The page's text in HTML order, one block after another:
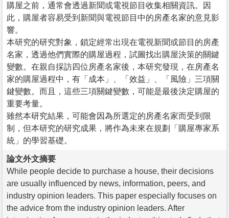
購屋之前，通常會透過新聞或電視節目收集相關資訊。因
此，購屋者容易受到新聞與電視節目中的房產名家的意見影
響。
本研究的研究對象，鎖定經常出現在電視新聞或節目的房產
名家，透過他們實際的購屋過程，試圖找出購屋決策的關鍵
變數。在親自採訪四位房產名家後，本研究發現，在房產名
家的購屋過程中，有「成本」、「效益」、「風險」三項關
鍵變數。而且，這些三項關鍵變數，可能是最後決定購屋的
重要考量。
雖然本研究結果，可能會因為所選定的房產名家而受到限
制，但本研究的研究成果，將作為未來在規劃「購屋專家系
統」的學習基礎。
論文外文摘要
While people decide to purchase a house, their decisions
are usually influenced by news, information, peers, and
industry opinion leaders. This paper especially focuses on
the advice from the industry opinion leaders. After